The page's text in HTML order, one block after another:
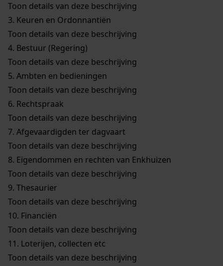
Toon details van deze beschrijving
3. Keuren en Ordonnantiën
Toon details van deze beschrijving
4. Bestuur (Regering)
Toon details van deze beschrijving
5. Ambten en bedieningen
Toon details van deze beschrijving
6. Rechtspraak
Toon details van deze beschrijving
7. Afgevaardigden ter dagvaart
Toon details van deze beschrijving
8. Eigendommen en rechten van Enkhuizen
Toon details van deze beschrijving
9. Thesaurier
Toon details van deze beschrijving
10. Financiën
Toon details van deze beschrijving
11. Loterijen, collecten etc
Toon details van deze beschrijving